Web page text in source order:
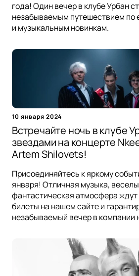
года! Один вечер в клубе Урбан
незабываемым путешествием по
и музыкальным новинкам.
10 января 2024
Встречайте ночь в клубе
звездами на концерте
Artem Shilovets!
Присоединяйтесь к яркому
января! Отличная музыка,
фантастическая атмосфера ждут
билеты на нашем сайте и
незабываемый вечер в компании